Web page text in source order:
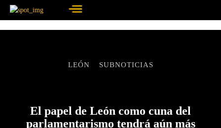
LEÓN SUBNOTICIAS
El papel de León como cuna del
parlamentarismo tendrá aún más